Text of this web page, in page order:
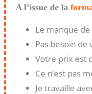
A l’issue de la
Le manque
Pas besoin de
Votre prix est
Ce n’est pas
Je travaille